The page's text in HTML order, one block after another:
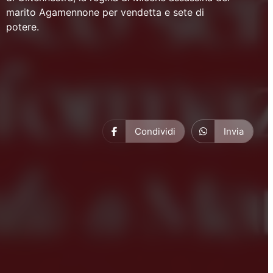
marito Agamennone per vendetta e sete di
potere.
Condividi Invia